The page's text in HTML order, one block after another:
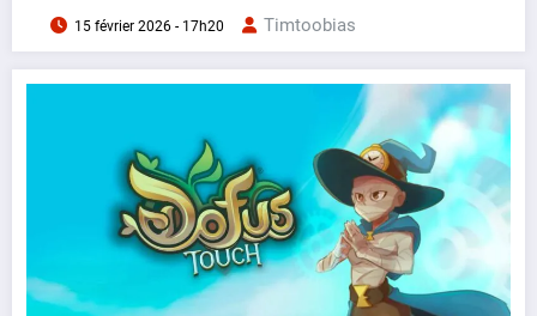
15 février 2026 - 17h20 Timtoobias